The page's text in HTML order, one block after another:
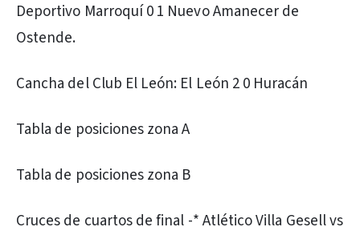
Deportivo Marroquí 0 1 Nuevo Amanecer de
Ostende.
Cancha del Club El León: El León 2 0 Huracán
Tabla de posiciones zona A
Tabla de posiciones zona B
Cruces de cuartos de final -* Atlético Villa Gesell vs